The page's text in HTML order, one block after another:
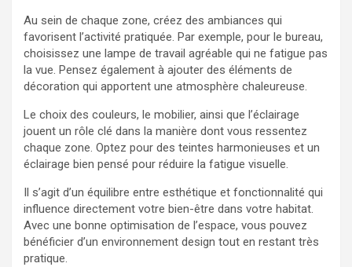
Au sein de chaque zone, créez des ambiances qui
favorisent l’activité pratiquée. Par exemple, pour le bureau,
choisissez une lampe de travail agréable qui ne fatigue pas
la vue. Pensez également à ajouter des éléments de
décoration qui apportent une atmosphère chaleureuse.
Le choix des couleurs, le mobilier, ainsi que l’éclairage
jouent un rôle clé dans la manière dont vous ressentez
chaque zone. Optez pour des teintes harmonieuses et un
éclairage bien pensé pour réduire la fatigue visuelle.
Il s’agit d’un équilibre entre esthétique et fonctionnalité qui
influence directement votre bien-être dans votre habitat.
Avec une bonne optimisation de l’espace, vous pouvez
bénéficier d’un environnement design tout en restant très
pratique.